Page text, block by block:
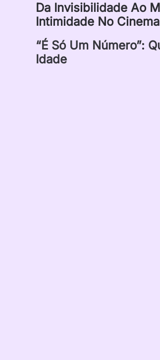
Da Invisibilidade Ao
Intimidade No Cinema
“É Só Um Número”:
Idade